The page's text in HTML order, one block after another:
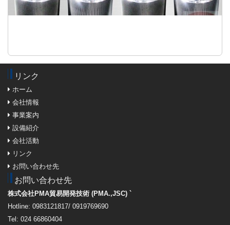
リンク
ホーム
会社情報
事業案内
設備紹介
会社活動
リンク
お問い合わせ先
お問い合わせ先
株式会社PMA貿易開発技術 (PMA.,JSC) `
Hotline: 0983121817/ 0919769690
Tel: 024 66860404